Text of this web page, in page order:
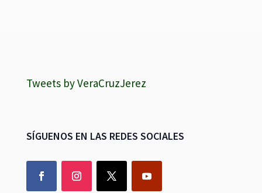
Tweets by VeraCruzJerez
SÍGUENOS EN LAS REDES SOCIALES